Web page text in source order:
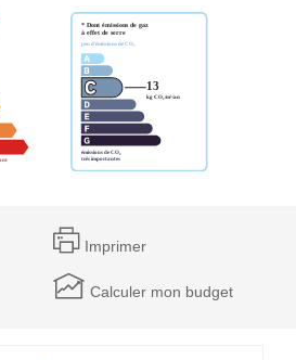
Imprimer
Calculer mon budget